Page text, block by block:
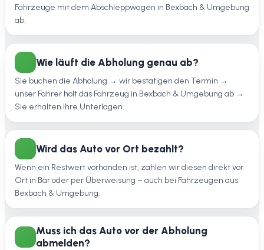
Fahrzeuge mit dem Abschleppwagen in Bexbach & Umgebung
ab.
Wie läuft die Abholung genau ab?
Sie buchen die Abholung → wir bestätigen den Termin →
unser Fahrer holt das Fahrzeug in Bexbach & Umgebung ab →
Sie erhalten Ihre Unterlagen.
Wird das Auto vor Ort bezahlt?
Wenn ein Restwert vorhanden ist, zahlen wir diesen direkt vor
Ort in Bar oder per Überweisung – auch bei Fahrzeugen aus
Bexbach & Umgebung.
Muss ich das Auto vor der Abholung
abmelden?